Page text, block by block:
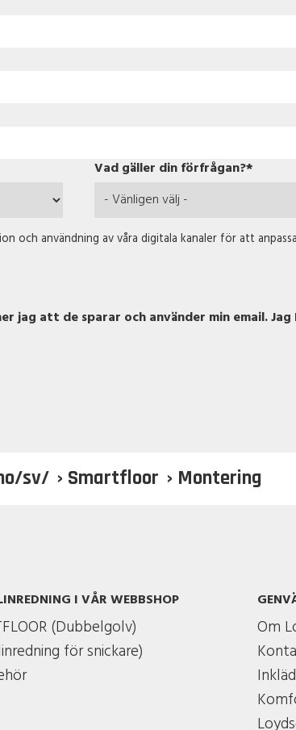
Vad gäller din förfrågan?*
och användning av våra digitala kanaler för att
att de sparar och använder min email.
sv/ › Smartfloor › Montering
I VÅR WEBBSHOP
(Dubbelgolv)
för snickare)
Om